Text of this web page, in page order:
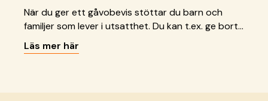
När du ger ett gåvobevis stöttar du barn och
familjer som lever i utsatthet. Du kan t.ex. ge bort
ett gåvobevis i bröllopsgåva, dopgåva eller
födelsedagspresent!
Läs mer här